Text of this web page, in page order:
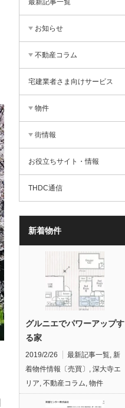
最新記事一覧
お知らせ
不動産コラム
宅建業者さま向けサービス
物件
街情報
お役立ちサイト・情報
THDC通信
新着物件
グルニエでパワーアップす
る家
2019/2/26 最新記事一覧, 新
着物件情報〔売買〕 , 深大寺エ
リア, 不動産コラム, 物件